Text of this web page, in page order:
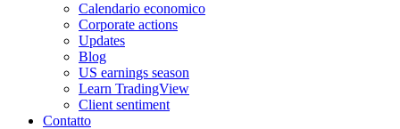
Calendario economico
Corporate actions
Updates
Blog
US earnings season
Learn TradingView
Client sentiment
Contatto